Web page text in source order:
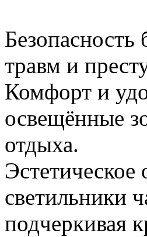
травм и
Комфорт и
освещённые
отдыха.
светильники
подчеркивая